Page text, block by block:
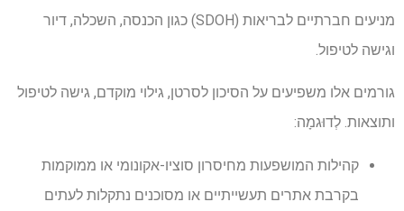
מניעים חברתיים לבריאות (SDOH) כגון הכנסה, השכלה, דיור
וגישה לטיפול.
גורמים אלו משפיעים על הסיכון לסרטן, גילוי מוקדם, גישה לטיפול
ותוצאות. לְדוּגמָה:
קהילות המושפעות מחיסרון סוציו-אקונומי או ממוקמות
בקרבת אתרים תעשייתיים או מסוכנים נתקלות לעתים